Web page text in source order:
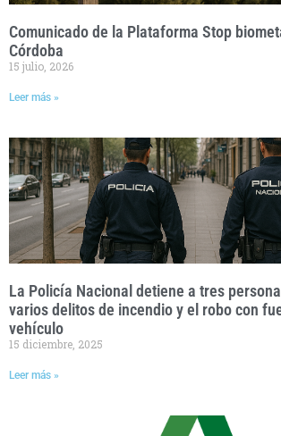
Comunicado de la Plataforma Stop
Córdoba
15 julio, 2026
Leer más »
La Policía Nacional detiene a tres
varios delitos de incendio y el robo con
vehículo
15 diciembre, 2025
Leer más »